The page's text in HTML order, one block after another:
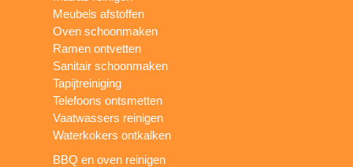
Meubels afstoffen
Oven schoonmaken
Ramen ontvetten
Sanitair schoonmaken
Tapijtreiniging
Telefoons ontsmetten
Vaatwassers reinigen
Waterkokers ontkalken
BBQ en oven reinigen